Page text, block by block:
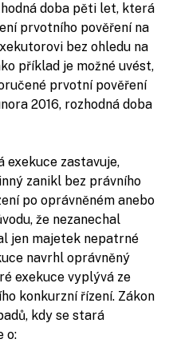
doba pěti let, která
prvotního pověření na
bez ohledu na
příklad je možné uvést,
prvotní pověření
2016, rozhodná doba
exekuce zastavuje,
zanikl bez právního
po oprávněném anebo
že nezanechal
jen majetek nepatrné
navrhl oprávněný
exekuce vyplývá ze
konkurzní řízení. Zákon
kdy se stará
o: